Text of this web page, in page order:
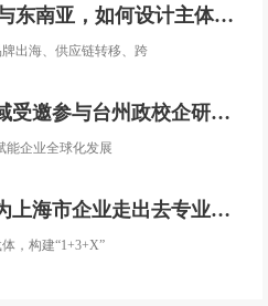
何设计主体架构？——对话汇智集团
出海、供应链转移、跨
研修班，助力浙企搭建跨境投资合规框架
能企业全球化发展
企业走出去专业服务联盟成员
，构建“1+3+X”